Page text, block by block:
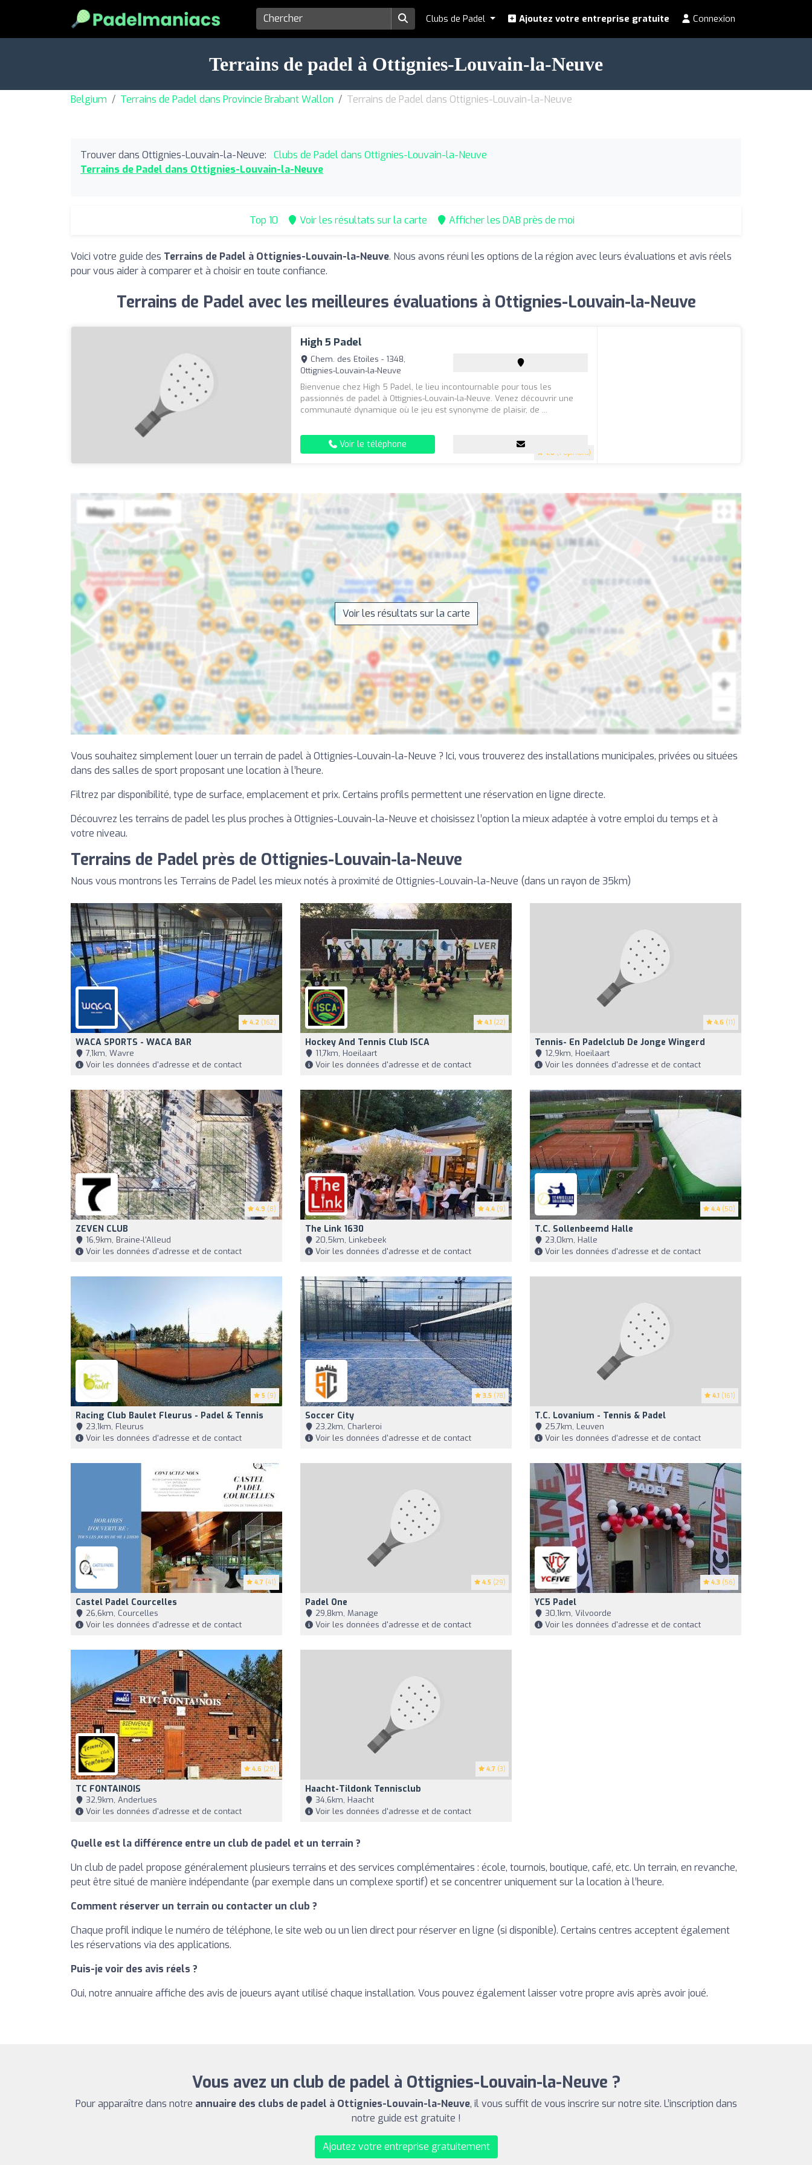
Clubs de Padel Ajoutez votre entreprise gratuite Connexion
Terrains de padel à Ottignies-Louvain-la-Neuve
Belgium Terrains de Padel dans Provincie Brabant Wallon Terrains de Padel dans Ottignies-Louvain-la-Neuve
Trouver dans Ottignies-Louvain-la-Neuve:
Clubs de Padel dans Ottignies-Louvain-la-Neuve
Terrains de Padel dans Ottignies-Louvain-la-Neuve
Top 10 Voir les résultats sur la carte Afficher les DAB près de moi
Voici votre guide des Terrains de Padel à Ottignies-Louvain-la-Neuve. Nous avons réuni les options de la région avec leurs évaluations et avis réels
pour vous aider à comparer et à choisir en toute confiance.
Terrains de Padel avec les meilleures évaluations à Ottignies-Louvain-la-Neuve
High 5 Padel
4.6 (7 Opinions)
Chem. des Etoiles - 1348,
Ottignies-Louvain-la-Neuve
Bienvenue chez High 5 Padel, le lieu incontournable pour tous les
passionnés de padel à Ottignies-Louvain-la-Neuve. Venez découvrir une
communauté dynamique où le jeu est synonyme de plaisir, de ...
Voir le téléphone
Voir les résultats sur la carte
Vous souhaitez simplement louer un terrain de padel à Ottignies-Louvain-la-Neuve ? Ici, vous trouverez des installations municipales, privées ou situées
dans des salles de sport proposant une location à l’heure.
Filtrez par disponibilité, type de surface, emplacement et prix. Certains profils permettent une réservation en ligne directe.
Découvrez les terrains de padel les plus proches à Ottignies-Louvain-la-Neuve et choisissez l’option la mieux adaptée à votre emploi du temps et à
votre niveau.
Terrains de Padel près de Ottignies-Louvain-la-Neuve
Nous vous montrons les Terrains de Padel les mieux notés à proximité de Ottignies-Louvain-la-Neuve (dans un rayon de 35km)
4.2 (162)
WACA SPORTS - WACA BAR
7,1km, Wavre
Voir les données d'adresse et de contact
4.1 (22)
Hockey And Tennis Club ISCA
11,7km, Hoeilaart
Voir les données d'adresse et de contact
4.6 (11)
Tennis- En Padelclub De Jonge Wingerd
12,9km, Hoeilaart
Voir les données d'adresse et de contact
4.9 (8)
ZEVEN CLUB
16,9km, Braine-l'Alleud
Voir les données d'adresse et de contact
4.4 (9)
The Link 1630
20,5km, Linkebeek
Voir les données d'adresse et de contact
4.4 (50)
T.C. Sollenbeemd Halle
23,0km, Halle
Voir les données d'adresse et de contact
5 (9)
Racing Club Baulet Fleurus - Padel & Tennis
23,1km, Fleurus
Voir les données d'adresse et de contact
3.5 (78)
Soccer City
23,2km, Charleroi
Voir les données d'adresse et de contact
4.1 (161)
T.C. Lovanium - Tennis & Padel
25,7km, Leuven
Voir les données d'adresse et de contact
4.7 (41)
Castel Padel Courcelles
26,6km, Courcelles
Voir les données d'adresse et de contact
4.5 (29)
Padel One
29,8km, Manage
Voir les données d'adresse et de contact
4.3 (56)
YC5 Padel
30,1km, Vilvoorde
Voir les données d'adresse et de contact
4.6 (29)
TC FONTAINOIS
32,9km, Anderlues
Voir les données d'adresse et de contact
4.7 (3)
Haacht-Tildonk Tennisclub
34,6km, Haacht
Voir les données d'adresse et de contact
Quelle est la différence entre un club de padel et un terrain ?
Un club de padel propose généralement plusieurs terrains et des services complémentaires : école, tournois, boutique, café, etc. Un terrain, en revanche,
peut être situé de manière indépendante (par exemple dans un complexe sportif) et se concentrer uniquement sur la location à l’heure.
Comment réserver un terrain ou contacter un club ?
Chaque profil indique le numéro de téléphone, le site web ou un lien direct pour réserver en ligne (si disponible). Certains centres acceptent également
les réservations via des applications.
Puis-je voir des avis réels ?
Oui, notre annuaire affiche des avis de joueurs ayant utilisé chaque installation. Vous pouvez également laisser votre propre avis après avoir joué.
Vous avez un club de padel à Ottignies-Louvain-la-Neuve ?
Pour apparaître dans notre annuaire des clubs de padel à Ottignies-Louvain-la-Neuve, il vous suffit de vous inscrire sur notre site. L’inscription dans
notre guide est gratuite !
Ajoutez votre entreprise gratuitement